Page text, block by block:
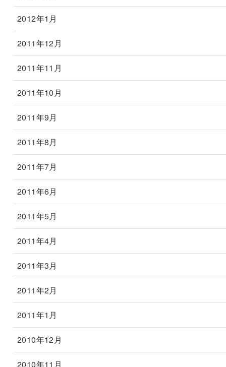
2012年1月
2011年12月
2011年11月
2011年10月
2011年9月
2011年8月
2011年7月
2011年6月
2011年5月
2011年4月
2011年3月
2011年2月
2011年1月
2010年12月
2010年11月